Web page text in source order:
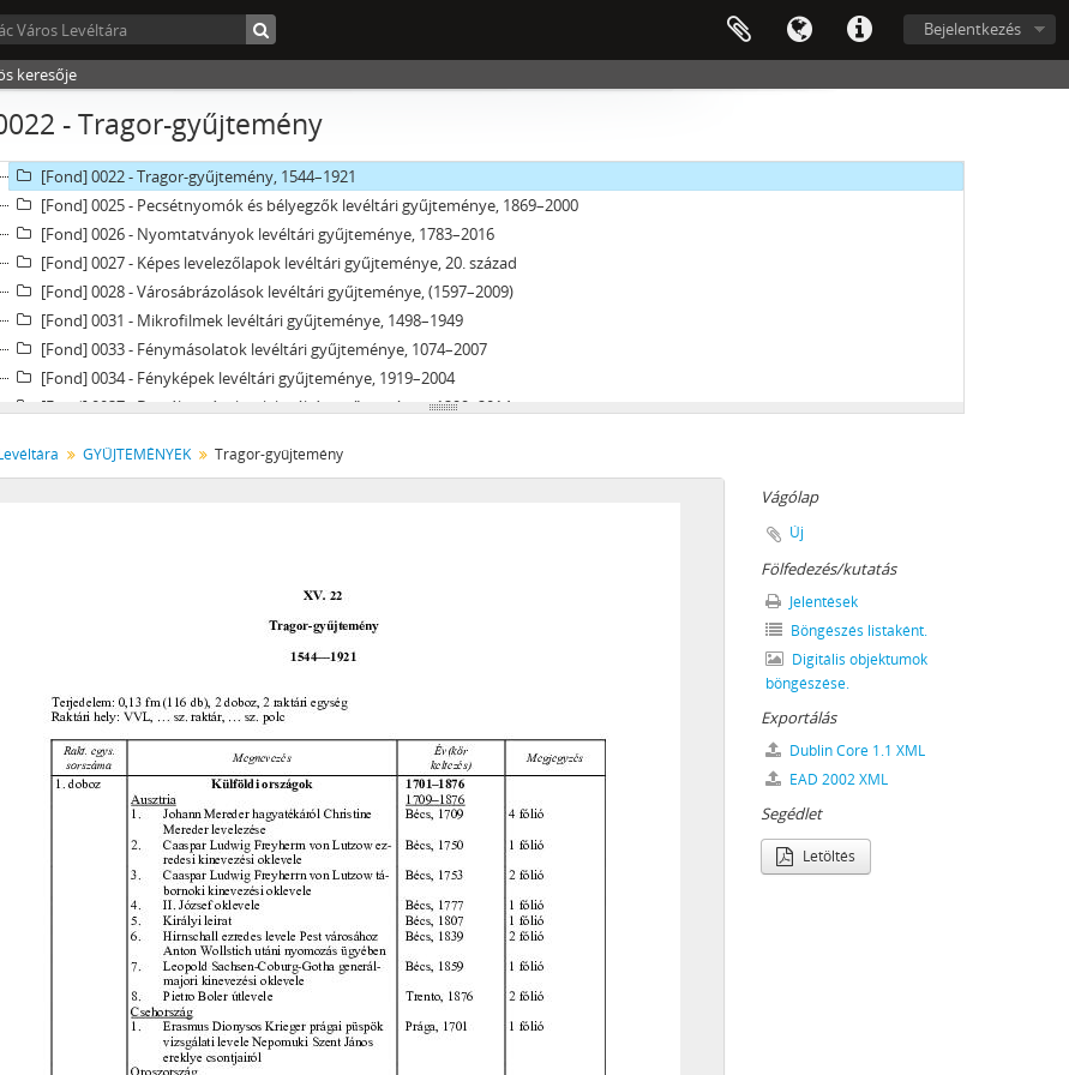
Bejelentkezés
keresője
- Tragor-gyűjtemény
[fondfőcsoport] XIV - SZEMÉLYEK, 1800–2016
[fondfőcsoport] XV - GYŰJTEMÉNYEK, 1074–2016
[Fond] 0003 - Vác város térképtára, 1812–2011
[Fond] 0012 - Vác város tervtára, 1940–2011
[Fond] 0021 - Váci várostörténeti iratok levéltári gyűjteménye, 1708–2013
[Fond] 0022 - Tragor-gyűjtemény, 1544–1921
[Fond] 0025 - Pecsétnyomók és bélyegzők levéltári gyűjteménye, 1869–2000
[Fond] 0026 - Nyomtatványok levéltári gyűjteménye, 1783–2016
[Fond] 0027 - Képes levelezőlapok levéltári gyűjteménye, 20. század
[Fond] 0028 - Városábrázolások levéltári gyűjteménye, (1597–2009)
[Fond] 0031 - Mikrofilmek levéltári gyűjteménye, 1498–1949
[Fond] 0033 - Fénymásolatok levéltári gyűjteménye, 1074–2007
[Fond] 0034 - Fényképek levéltári gyűjteménye, 1919–2004
[Fond] 0037 - Digitális másolatok levéltári gyűjteménye, 1299–2014
[Fond] 0047 - Kéziratok (szakdolgozatok és diplomamunkák) levéltári gyűjteménye, 1777–2016
[fondfőcsoport] XVII - NÉPHATALMI ÉS KÜLÖNLEGES FELADATOKRA LÉTREJÖTT BIZOTTSÁGOK, 1945–1990
[fondfőcsoport] XXIII - TANÁCSOK, 1945–1990
[fondfőcsoport] XXIV - AZ ÁLLAMIGAZGATÁS TERÜLETI SZERVEI, 1952–1991
[fondfőcsoport] XXIX - GAZDASÁGI SZERVEK, 1946–2010
[fondfőcsoport] XXX - SZÖVETKEZETEK, 1949–2015
[fondfőcsoport] XXXVII - MEGYEI JOGÚ VÁROSI, VÁROSI ÉS KÖZSÉGI ÖNKORMÁNYZATOK, 1989–2014
GYŰJTEMÉNYEK Tragor-gyűjtemény
Vágólap
Új
Fölfedezés/kutatás
Jelentések
Böngészés listaként.
Digitális objektumok
böngészése.
Exportálás
Dublin Core 1.1 XML
EAD 2002 XML
Segédlet
Letöltés